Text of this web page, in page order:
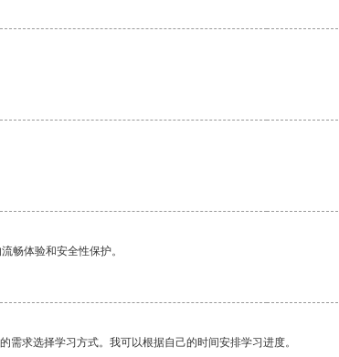
畅体验和安全性保护。
需求选择学习方式。我可以根据自己的时间安排学习进度。